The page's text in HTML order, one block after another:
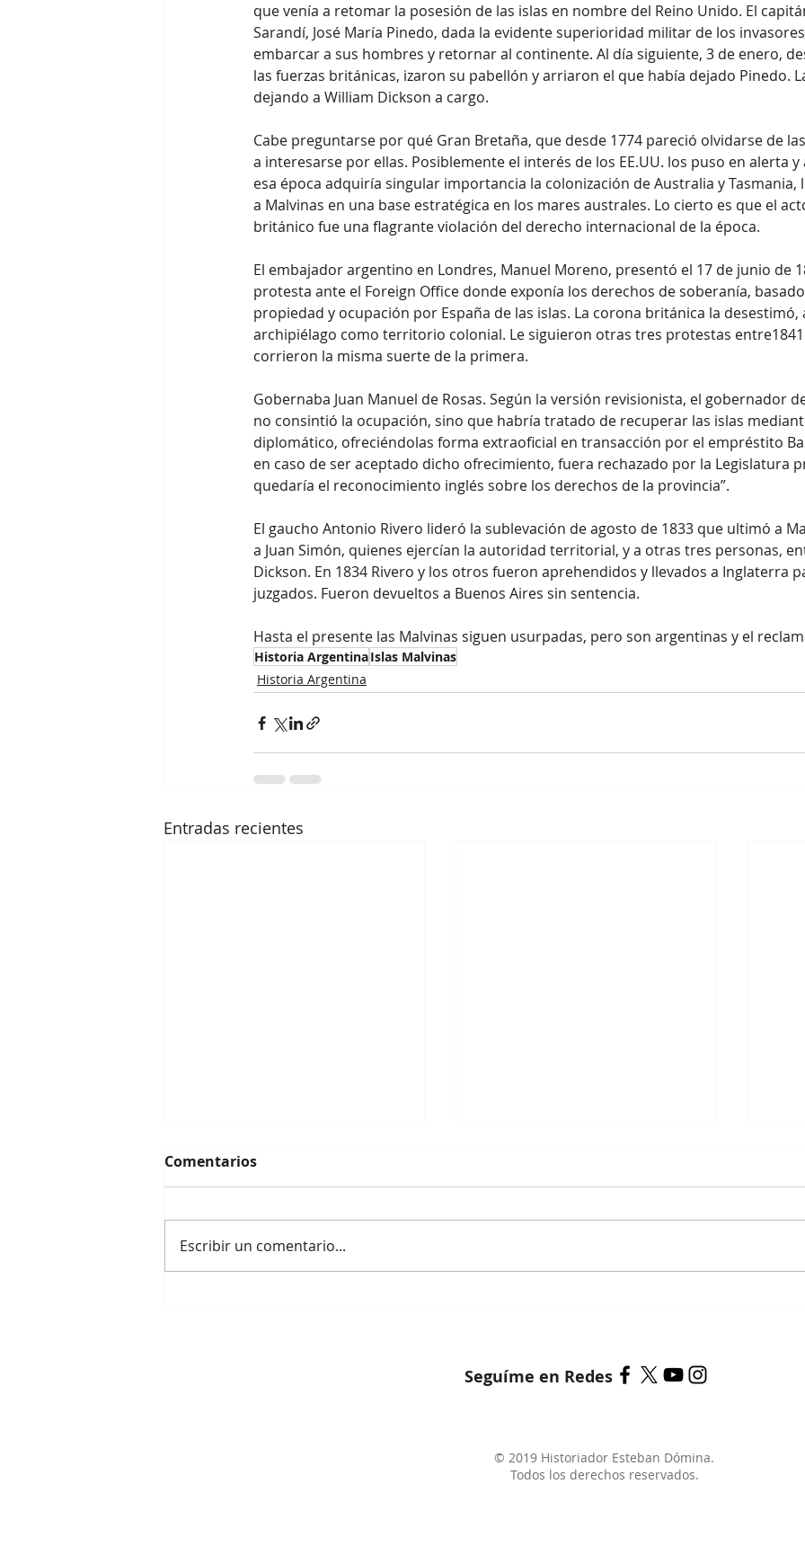
que venía a retomar la posesión de las islas en nombre del Reino Unido. El
Sarandí, José María Pinedo, dada la evidente superioridad militar de los
embarcar a sus hombres y retornar al continente. Al día siguiente, 3 de enero,
las fuerzas británicas, izaron su pabellón y arriaron el que había dejado Pinedo.
dejando a William Dickson a cargo.
Cabe preguntarse por qué Gran Bretaña, que desde 1774 pareció olvidarse de
a interesarse por ellas. Posiblemente el interés de los EE.UU. los puso en alerta y
esa época adquiría singular importancia la colonización de Australia y Tasmania,
a Malvinas en una base estratégica en los mares australes. Lo cierto es que el
británico fue una flagrante violación del derecho internacional de la época.
El embajador argentino en Londres, Manuel Moreno, presentó el 17 de junio de
protesta ante el Foreign Office donde exponía los derechos de soberanía,
propiedad y ocupación por España de las islas. La corona británica la desestimó,
archipiélago como territorio colonial. Le siguieron otras tres protestas entre1841
corrieron la misma suerte de la primera.
Gobernaba Juan Manuel de Rosas. Según la versión revisionista, el gobernador
no consintió la ocupación, sino que habría tratado de recuperar las islas
diplomático, ofreciéndolas forma extraoficial en transacción por el empréstito
en caso de ser aceptado dicho ofrecimiento, fuera rechazado por la Legislatura
quedaría el reconocimiento inglés sobre los derechos de la provincia”.
El gaucho Antonio Rivero lideró la sublevación de agosto de 1833 que ultimó a
a Juan Simón, quienes ejercían la autoridad territorial, y a otras tres personas,
Dickson. En 1834 Rivero y los otros fueron aprehendidos y llevados a Inglaterra
juzgados. Fueron devueltos a Buenos Aires sin sentencia.
Hasta el presente las Malvinas siguen usurpadas, pero son argentinas y el
Historia ArgentinaIslas Malvinas
Historia Argentina
Entradas recientes
Comentarios
Escribir un comentario...
Seguíme en Redes
© 2019 Historiador Esteban Dómina.
Todos los derechos reservados.